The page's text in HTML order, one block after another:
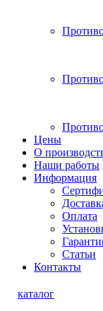
Цены
О
Наши работы
Информация
Оплата
Статьи
Контакты
каталог